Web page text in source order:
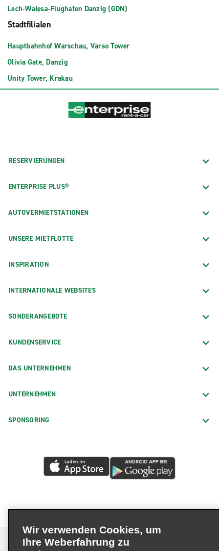
Lech-Wałęsa-Flughafen Danzig (GDN)
Stadtfilialen
Hauptbahnhof Warschau, Varso Tower
Olivia Gate, Danzig
Unity Tower, Krakau
RESERVIERUNGEN
ENTERPRISE PLUS®
AUTOVERMIETSTATIONEN
UNSERE MIETFLOTTE
INSPIRATION
INTERNATIONALE WEBSITES
SONDERANGEBOTE
KUNDENSERVICE
DAS UNTERNEHMEN
UNTERNEHMEN
SPONSORING
Wir verwenden Cookies, um
Ihre Weberfahrung zu